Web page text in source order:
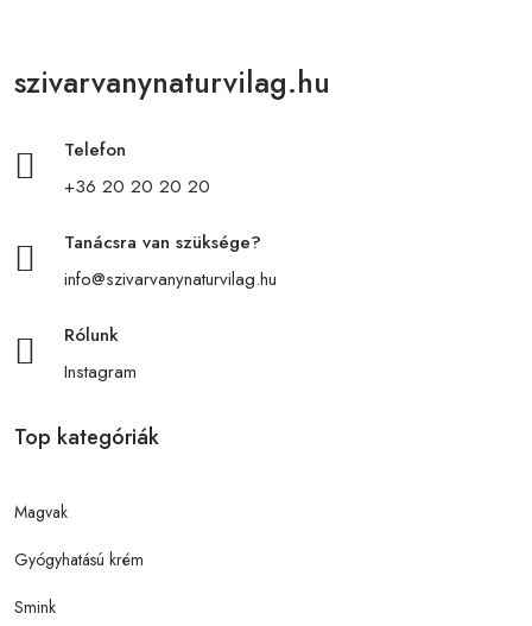
szivarvanynaturvilag.hu
Telefon
+36 20 20 20 20
Tanácsra van szüksége?
info@szivarvanynaturvilag.hu
Rólunk
Instagram
Top kategóriák
Magvak
Gyógyhatású krém
Smink